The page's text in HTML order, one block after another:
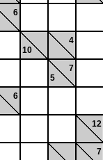
6
10
4
7
5
6
12
7